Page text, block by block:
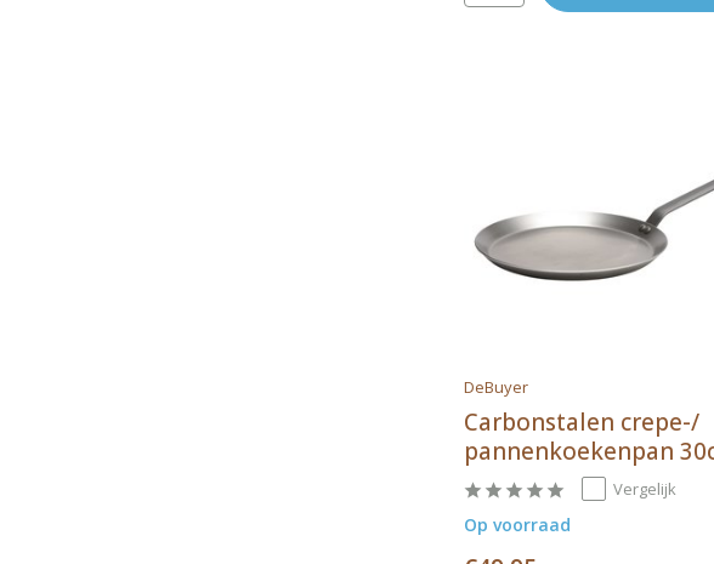
DeBuyer
Carbonstalen crepe-/
pannenkoekenpan
Vergelijk
Op voorraad